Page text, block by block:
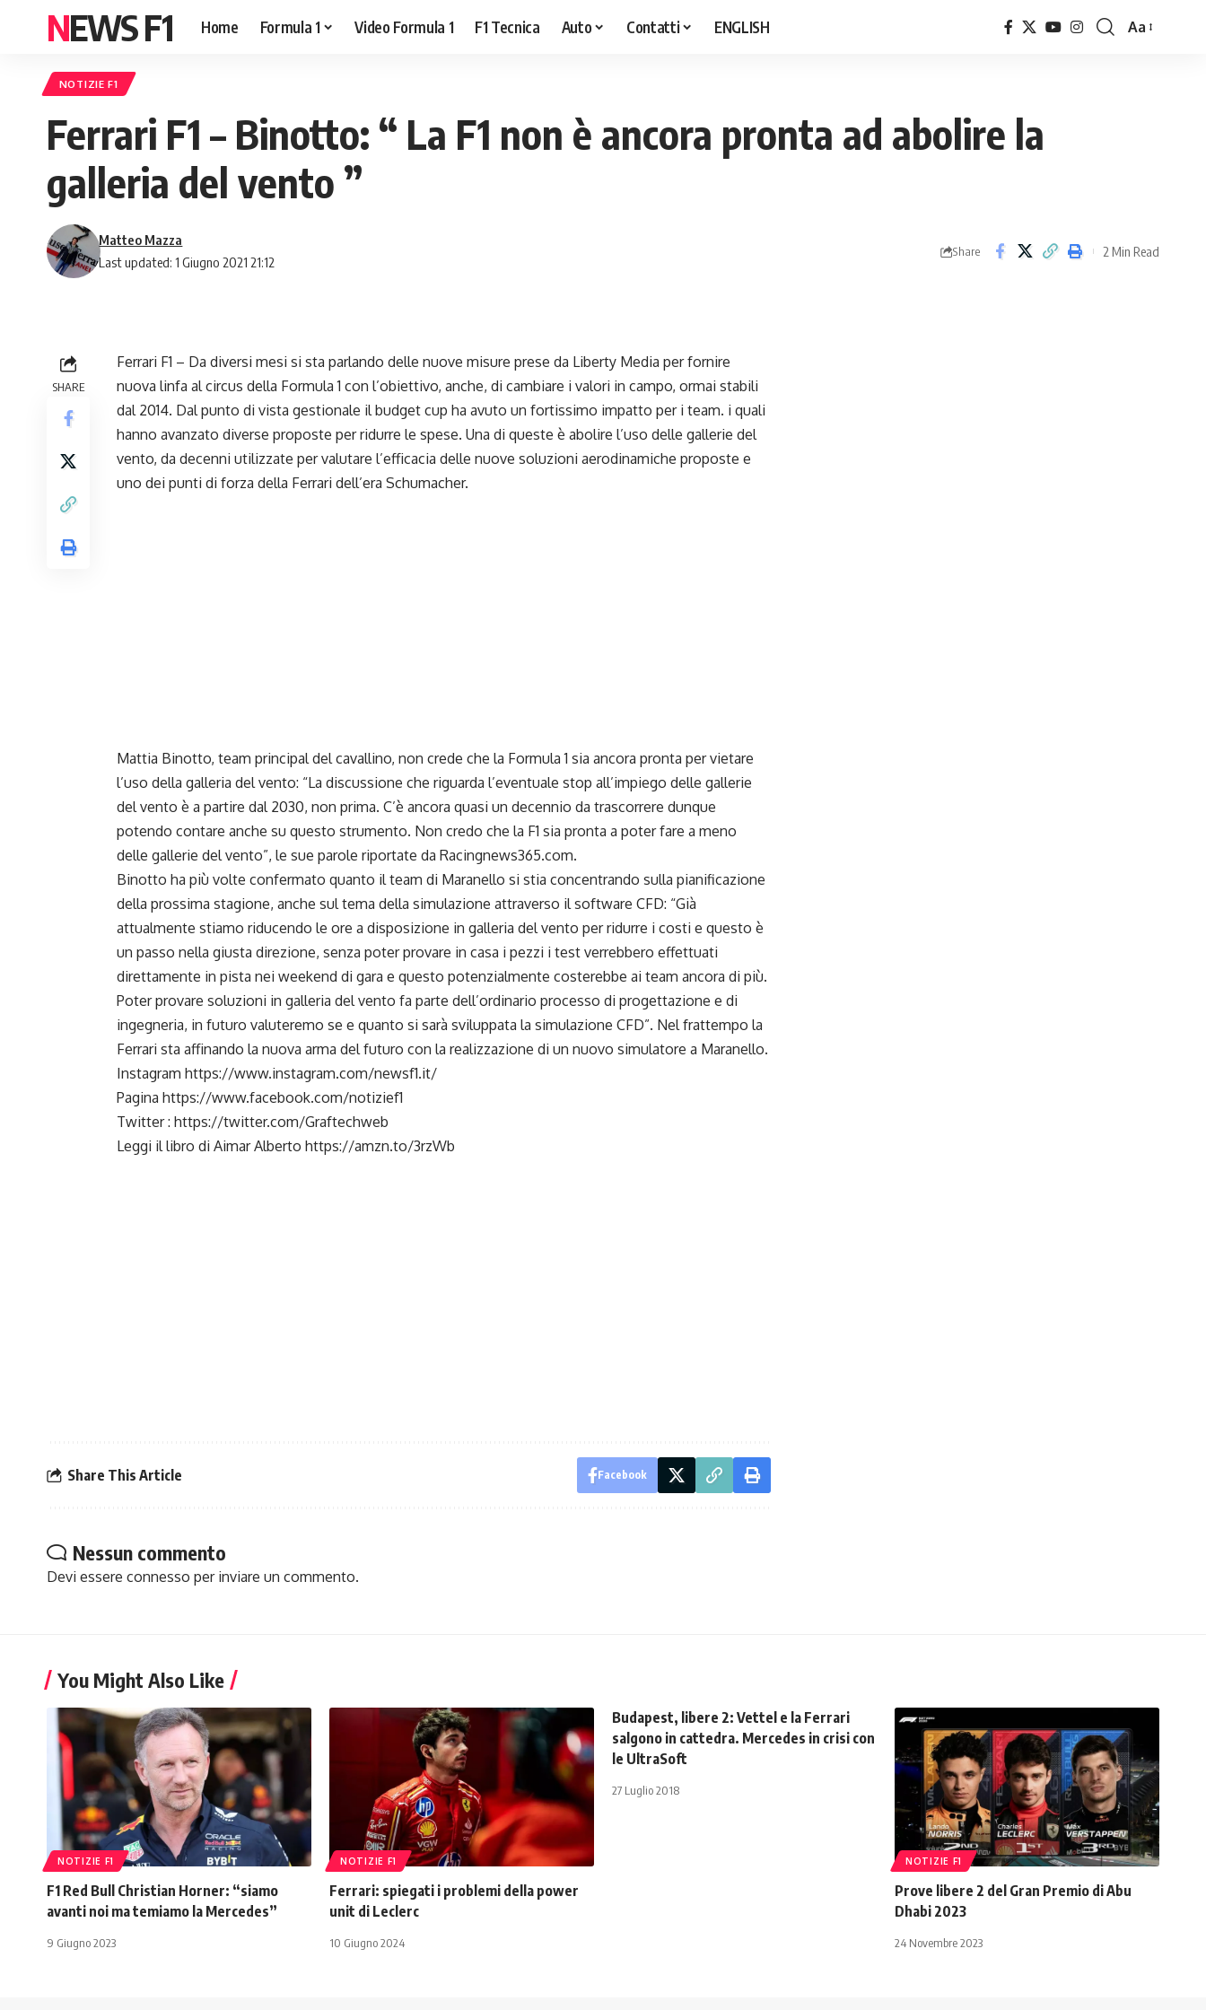
NEWS F1 Home Formula 1 Video Formula 1 F1 Tecnica Auto Contatti ENGLISH
Font
Aa
NOTIZIE F1
Ferrari F1 – Binotto: “ La F1 non è ancora pronta ad abolire la
galleria del vento ”
Last updated: 1 Giugno 2021 21:12
Matteo Mazza
Share 2 Min Read
SHARE
Ferrari F1 – Da diversi mesi si sta parlando delle nuove misure prese da Liberty Media per fornire
nuova linfa al circus della Formula 1 con l’obiettivo, anche, di cambiare i valori in campo, ormai stabili
dal 2014. Dal punto di vista gestionale il budget cup ha avuto un fortissimo impatto per i team. i quali
hanno avanzato diverse proposte per ridurre le spese. Una di queste è abolire l’uso delle gallerie del
vento, da decenni utilizzate per valutare l’efficacia delle nuove soluzioni aerodinamiche proposte e
uno dei punti di forza della Ferrari dell’era Schumacher.
Mattia Binotto, team principal del cavallino, non crede che la Formula 1 sia ancora pronta per vietare
l’uso della galleria del vento: “La discussione che riguarda l’eventuale stop all’impiego delle gallerie
del vento è a partire dal 2030, non prima. C’è ancora quasi un decennio da trascorrere dunque
potendo contare anche su questo strumento. Non credo che la F1 sia pronta a poter fare a meno
delle gallerie del vento”, le sue parole riportate da Racingnews365.com.
Binotto ha più volte confermato quanto il team di Maranello si stia concentrando sulla pianificazione
della prossima stagione, anche sul tema della simulazione attraverso il software CFD: “Già
attualmente stiamo riducendo le ore a disposizione in galleria del vento per ridurre i costi e questo è
un passo nella giusta direzione, senza poter provare in casa i pezzi i test verrebbero effettuati
direttamente in pista nei weekend di gara e questo potenzialmente costerebbe ai team ancora di più.
Poter provare soluzioni in galleria del vento fa parte dell’ordinario processo di progettazione e di
ingegneria, in futuro valuteremo se e quanto si sarà sviluppata la simulazione CFD”. Nel frattempo la
Ferrari sta affinando la nuova arma del futuro con la realizzazione di un nuovo simulatore a Maranello.
Instagram https://www.instagram.com/newsf1.it/
Pagina https://www.facebook.com/notizief1
Twitter : https://twitter.com/Graftechweb
Leggi il libro di Aimar Alberto https://amzn.to/3rzWb
Share This Article Facebook
Nessun commento
Devi essere connesso per inviare un commento.
You Might Also Like
NOTIZIE F1
F1 Red Bull Christian Horner: “siamo
avanti noi ma temiamo la Mercedes”
9 Giugno 2023
NOTIZIE F1
Ferrari: spiegati i problemi della power
unit di Leclerc
10 Giugno 2024
Budapest, libere 2: Vettel e la Ferrari
salgono in cattedra. Mercedes in crisi con
le UltraSoft
27 Luglio 2018
NOTIZIE F1
Prove libere 2 del Gran Premio di Abu
Dhabi 2023
24 Novembre 2023